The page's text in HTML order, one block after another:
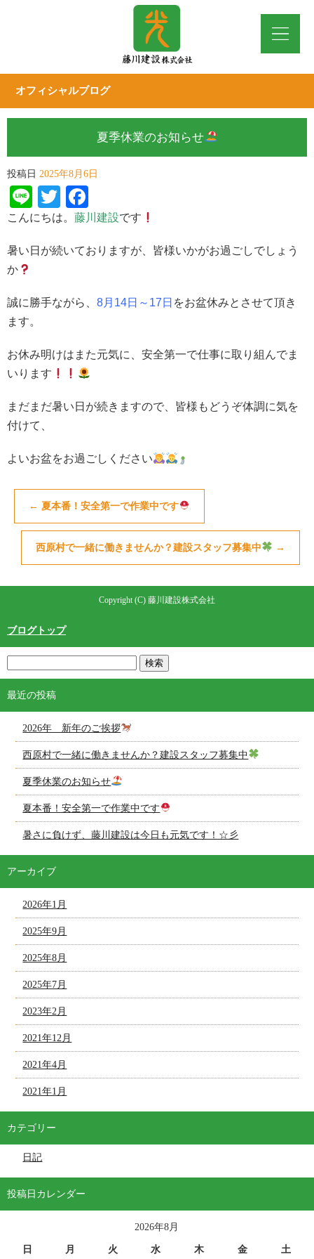
オフィシャルブログ
夏季休業のお知らせ
投稿日 2025年8月6日
LineTwitter
こんにちは。 藤川建設です
暑い日が続いておりますが、皆様いかがお過ごしでしょう
か
誠に勝手ながら、 8月14日～17日 をお盆休みとさせて頂き
ます。
お休み明けはまた元気に、安全第一で仕事に取り組んでま
いります
まだまだ暑い日が続きますので、皆様もどうぞ体調に気を
付けて、
よいお盆をお過ごしください
← 夏本番！安全第一で作業中です
西原村で一緒に働きませんか？建設スタッフ募集中 →
Copyright (C) 藤川建設株式会社
ブログトップ
最近の投稿
2026年 新年のご挨拶
西原村で一緒に働きませんか？建設スタッフ募集中
夏季休業のお知らせ
夏本番！安全第一で作業中です
暑さに負けず、藤川建設は今日も元気です！☆彡
アーカイブ
2026年1月
2025年9月
2025年8月
2025年7月
2023年2月
2021年12月
2021年4月
2021年1月
カテゴリー
日記
投稿日カレンダー
2026年8月
日 月 火 水 木 金 土